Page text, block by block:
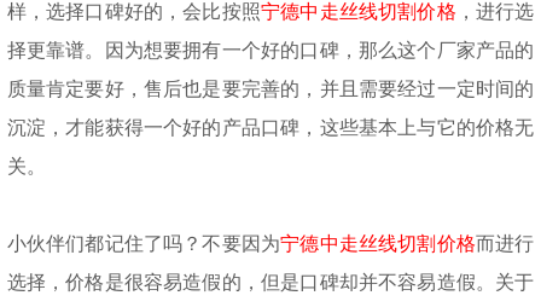
样，选择口碑好的，会比按照宁德中走丝线切割价格 ，进行选
择更靠谱。因为想要拥有一个好的口碑，那么这个厂家产品的
质量肯定要好，售后也是要完善的，并且需要经过一定时间的
沉淀，才能获得一个好的产品口碑，这些基本上与它的价格无
关。
小伙伴们都记住了吗？不要因为宁德中走丝线切割价格而进行
选择，价格是很容易造假的，但是口碑却并不容易造假。 关于